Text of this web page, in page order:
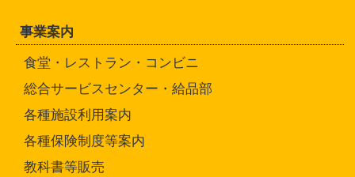
事業案内
食堂・レストラン・コンビニ
総合サービスセンター・給品部
各種施設利用案内
各種保険制度等案内
教科書等販売